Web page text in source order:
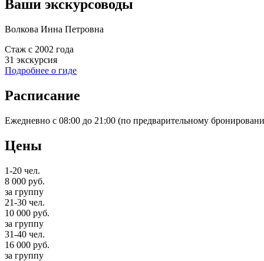
Ваши экскурсоводы
Волкова Инна Петровна
Стаж с 2002 года
31 экскурcия
Подробнее о гиде
Расписание
Ежедневно с 08:00 до 21:00 (по предварительному
Цены
1-20 чел.
8 000 руб.
за группу
21-30 чел.
10 000 руб.
за группу
31-40 чел.
16 000 руб.
за группу